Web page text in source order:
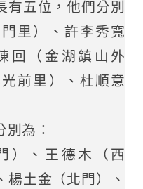
有五位，他們分別
里）、許李秀寬
回（金湖鎮山外
前里）、杜順意
為：
）、王德木（西
楊土金（北門）、